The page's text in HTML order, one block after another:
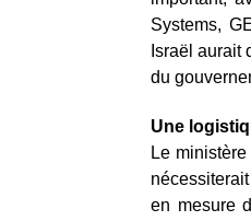
Systems,
Israël aurait
du
Une
Le
en mesure